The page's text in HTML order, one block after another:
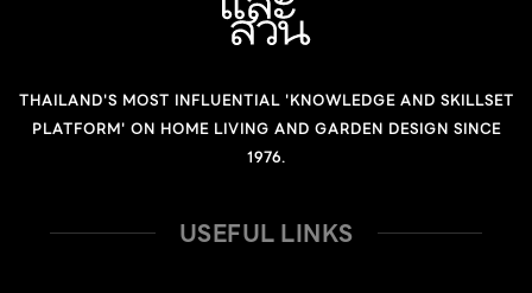
THAILAND'S MOST INFLUENTIAL 'KNOWLEDGE AND SKILLSET
PLATFORM' ON HOME LIVING AND GARDEN DESIGN SINCE
1976.
USEFUL LINKS